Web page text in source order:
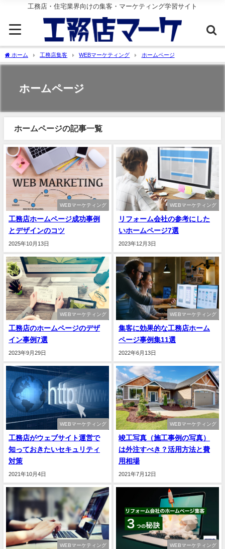
工務店・住宅業界向けの集客・マーケティング学習サイト
ホーム 工務店集客 WEBマーケティング ホームページ
ホームページ
ホームページの記事一覧
WEBマーケティング
工務店ホームページ成功事例
とデザインのコツ
2025年10月13日
WEBマーケティング
リフォーム会社の参考にした
いホームページ7選
2023年12月3日
WEBマーケティング
工務店のホームページのデザ
イン事例7選
2023年9月29日
WEBマーケティング
集客に効果的な工務店ホーム
ページ事例集11選
2022年6月13日
WEBマーケティング
工務店がウェブサイト運営で
知っておきたいセキュリティ
対策
2021年10月4日
WEBマーケティング
竣工写真（施工事例の写真）
は外注すべき？活用方法と費
用相場
2021年7月12日
WEBマーケティング WEBマーケティング